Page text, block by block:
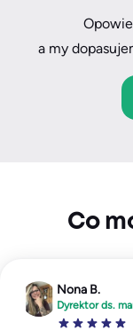
a my
Co
Nona B.
Dyrektor ds.